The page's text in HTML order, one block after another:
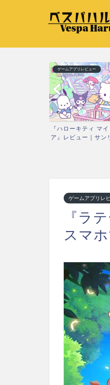
ゲームアプリレビュー
『ハローキティ マ
ア』レビュー｜サン
ゲームアプリレ
『ラ
スマ